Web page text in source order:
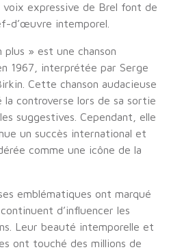
voix expressive de Brel font de
d’œuvre intemporel.
» est une chanson
1967, interprétée par Serge
Cette chanson audacieuse
la controverse lors de sa sortie
suggestives. Cependant, elle
un succès international et
comme une icône de la
emblématiques ont marqué
d’influencer les
Leur beauté intemporelle et
ont touché des millions de